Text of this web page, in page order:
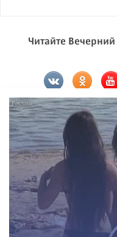
Читайте